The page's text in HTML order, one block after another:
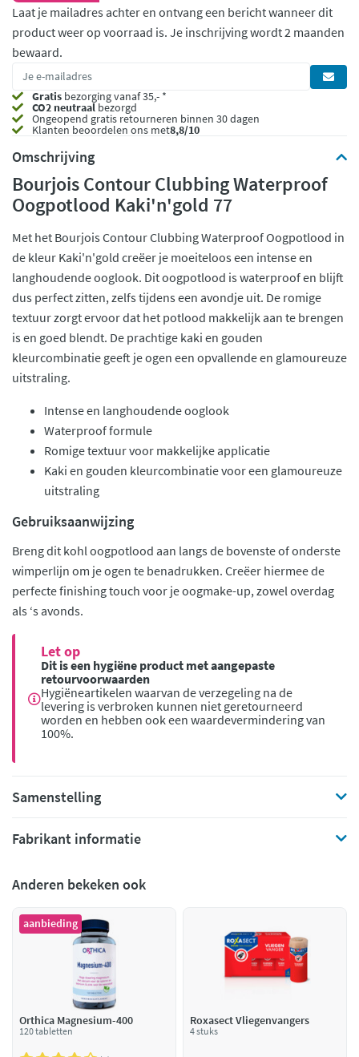
Laat je mailadres achter en ontvang een bericht wanneer dit
product weer op voorraad is. Je inschrijving wordt 2 maanden
bewaard.
Gratis bezorging vanaf 35,- *
CO2 neutraalbezorgd
Ongeopend gratis retourneren binnen 30 dagen
Klanten beoordelen ons met8,8/10
Omschrijving
Bourjois Contour Clubbing Waterproof
Oogpotlood Kaki'n'gold 77
Met het Bourjois Contour Clubbing Waterproof Oogpotlood in
de kleur Kaki'n'gold creëer je moeiteloos een intense en
langhoudende ooglook. Dit oogpotlood is waterproof en blijft
dus perfect zitten, zelfs tijdens een avondje uit. De romige
textuur zorgt ervoor dat het potlood makkelijk aan te brengen
is en goed blendt. De prachtige kaki en gouden
kleurcombinatie geeft je ogen een opvallende en glamoureuze
uitstraling.
Intense en langhoudende ooglook
Waterproof formule
Romige textuur voor makkelijke applicatie
Kaki en gouden kleurcombinatie voor een glamoureuze
uitstraling
Gebruiksaanwijzing
Breng dit kohl oogpotlood aan langs de bovenste of onderste
wimperlijn om je ogen te benadrukken. Creëer hiermee de
perfecte finishing touch voor je oogmake-up, zowel overdag
als ‘s avonds.
Let op
Dit is een hygiëne product met aangepaste
retourvoorwaarden
Hygiëneartikelen waarvan de verzegeling na de
levering is verbroken kunnen niet geretourneerd
worden en hebben ook een waardevermindering van
100%.
Samenstelling
Fabrikant informatie
Anderen bekeken ook
aanbieding
Orthica Magnesium-400
120 tabletten
Roxasect Vliegenvangers
4 stuks